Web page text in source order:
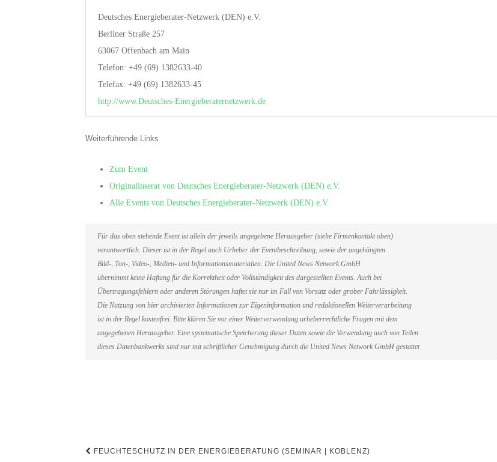
Deutsches Energieberater-Netzwerk (DEN) e.V.
Berliner Straße 257
63067 Offenbach am Main
Telefon: +49 (69) 1382633-40
Telefax: +49 (69) 1382633-45
http://www.Deutsches-Energieberaternetzwerk.de
Weiterführende Links
Zum Event
Originalinserat von Deutsches Energieberater-Netzwerk (DEN) e.V.
Alle Events von Deutsches Energieberater-Netzwerk (DEN) e.V.
Für das oben stehende Event ist allein der jeweils angegebene Herausgeber (siehe Firmenkontakt oben)
verantwortlich. Dieser ist in der Regel auch Urheber der Eventbeschreibung, sowie der angehängten
Bild-, Ton-, Video-, Medien- und Informationsmaterialien. Die United News Network GmbH
übernimmt keine Haftung für die Korrektheit oder Vollständigkeit des dargestellten Events. Auch bei
Übertragungsfehlern oder anderen Störungen haftet sie nur im Fall von Vorsatz oder grober Fahrlässigkeit.
Die Nutzung von hier archivierten Informationen zur Eigeninformation und redaktionellen Weiterverarbeitung
ist in der Regel kostenfrei. Bitte klären Sie vor einer Weiterverwendung urheberrechtliche Fragen mit dem
angegebenen Herausgeber. Eine systematische Speicherung dieser Daten sowie die Verwendung auch von Teilen
dieses Datenbankwerks sind nur mit schriftlicher Genehmigung durch die United News Network GmbH gestattet
Beitragsnavigation
FEUCHTESCHUTZ IN DER ENERGIEBERATUNG (SEMINAR | KOBLENZ)